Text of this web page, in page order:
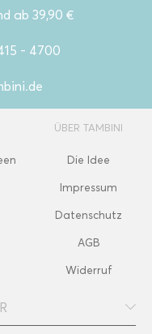
ab 39,90 €
- 4700
ÜBER TAMBINI
Die Idee
Impressum
Datenschutz
AGB
Widerruf